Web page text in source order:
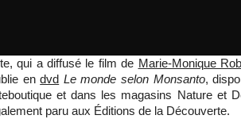
qui a diffusé le film de Marie-Monique
endvd Le monde selon Monsanto,
et dans les magasins Nature et
paru aux Éditions de la Découverte.